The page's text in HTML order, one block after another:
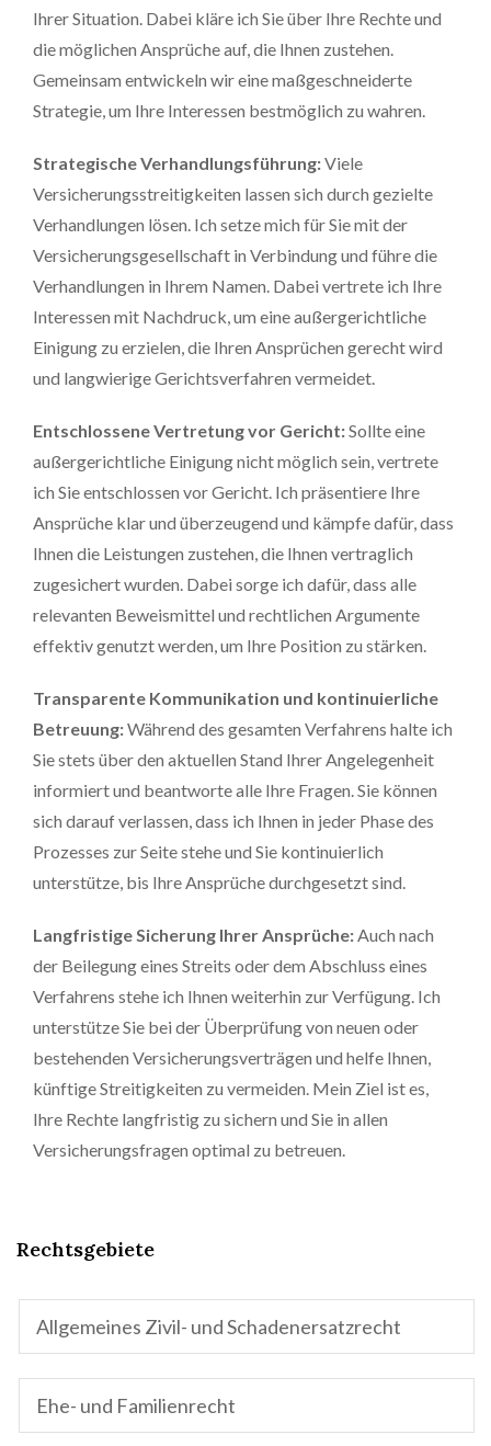
Ihrer Situation. Dabei kläre ich Sie über Ihre Rechte und
die möglichen Ansprüche auf, die Ihnen zustehen.
Gemeinsam entwickeln wir eine maßgeschneiderte
Strategie, um Ihre Interessen bestmöglich zu wahren.
Strategische Verhandlungsführung:Viele
Versicherungsstreitigkeiten lassen sich durch gezielte
Verhandlungen lösen. Ich setze mich für Sie mit der
Versicherungsgesellschaft in Verbindung und führe die
Verhandlungen in Ihrem Namen. Dabei vertrete ich Ihre
Interessen mit Nachdruck, um eine außergerichtliche
Einigung zu erzielen, die Ihren Ansprüchen gerecht wird
und langwierige Gerichtsverfahren vermeidet.
Entschlossene Vertretung vor Gericht:Sollte eine
außergerichtliche Einigung nicht möglich sein, vertrete
ich Sie entschlossen vor Gericht. Ich präsentiere Ihre
Ansprüche klar und überzeugend und kämpfe dafür, dass
Ihnen die Leistungen zustehen, die Ihnen vertraglich
zugesichert wurden. Dabei sorge ich dafür, dass alle
relevanten Beweismittel und rechtlichen Argumente
effektiv genutzt werden, um Ihre Position zu stärken.
Transparente Kommunikation und kontinuierliche
Betreuung:Während des gesamten Verfahrens halte ich
Sie stets über den aktuellen Stand Ihrer Angelegenheit
informiert und beantworte alle Ihre Fragen. Sie können
sich darauf verlassen, dass ich Ihnen in jeder Phase des
Prozesses zur Seite stehe und Sie kontinuierlich
unterstütze, bis Ihre Ansprüche durchgesetzt sind.
Langfristige Sicherung Ihrer Ansprüche: Auch nach
der Beilegung eines Streits oder dem Abschluss eines
Verfahrens stehe ich Ihnen weiterhin zur Verfügung. Ich
unterstütze Sie bei der Überprüfung von neuen oder
bestehenden Versicherungsverträgen und helfe Ihnen,
künftige Streitigkeiten zu vermeiden. Mein Ziel ist es,
Ihre Rechte langfristig zu sichern und Sie in allen
Versicherungsfragen optimal zu betreuen.
Rechtsgebiete
Allgemeines Zivil- und Schadenersatzrecht
Ehe- und Familienrecht